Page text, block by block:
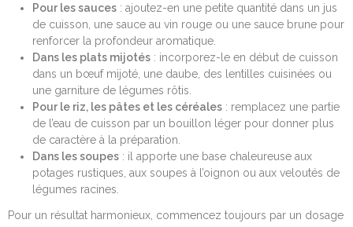
Pour les sauces: ajoutez-en une petite quantité dans un jus
de cuisson, une sauce au vin rouge ou une sauce brune pour
renforcer la profondeur aromatique.
Dans les plats mijotés: incorporez-le en début de cuisson
dans un bœuf mijoté, une daube, des lentilles cuisinées ou
une garniture de légumes rôtis.
Pour le riz, les pâtes et les céréales: remplacez une partie
de l’eau de cuisson par un bouillon léger pour donner plus
de caractère à la préparation.
Dans les soupes: il apporte une base chaleureuse aux
potages rustiques, aux soupes à l’oignon ou aux veloutés de
légumes racines.
Pour un résultat harmonieux, commencez toujours par un dosage